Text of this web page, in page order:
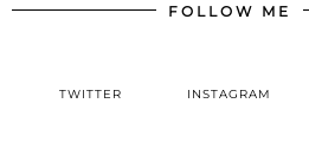
FOLLOW ME
TWITTER INSTAGRAM